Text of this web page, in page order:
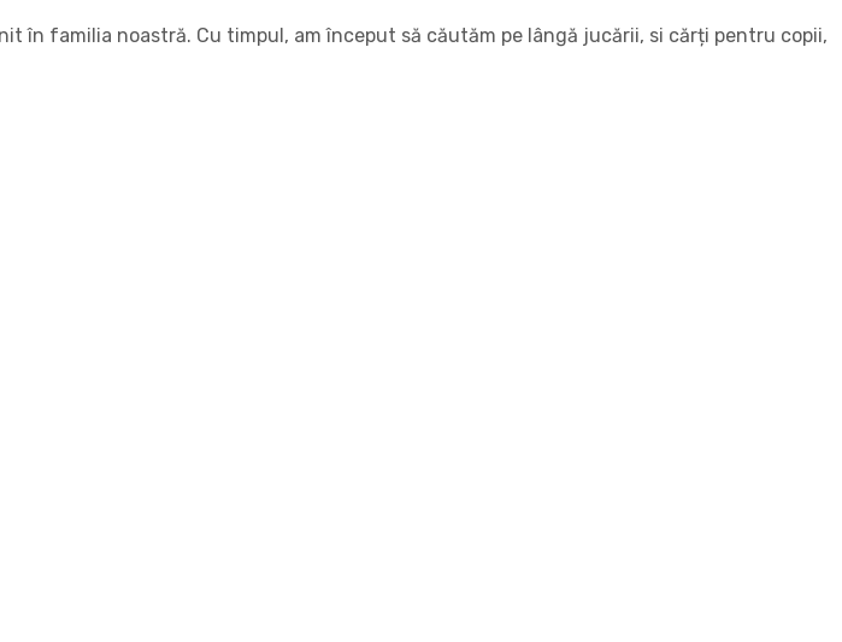
în familia noastră. Cu timpul, am început să căutăm pe lângă jucării, si cărți pentru copii,